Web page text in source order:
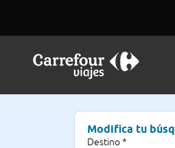
Modifica tu
Destino *